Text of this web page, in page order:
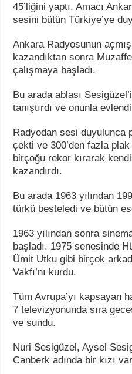
45’liğini yaptı. Amacı
sesini bütün Türkiye’ye
Ankara Radyosunun
kazandıktan sonra
çalışmaya başladı.
Bu arada ablası
tanıştırdı ve onunla
Radyodan sesi duyulunca
çekti ve 300’den fazla
birçoğu rekor kırarak
kazandırdı.
Bu arada 1963 yılından
türkü besteledi ve bütün
1963 yılından sonra
başladı. 1975 senesinde
Ümit Utku gibi birçok
Vakfı’nı kurdu.
Tüm Avrupa’yı kapsayan
7 televizyonunda sıra
ve sundu.
Nuri Sesigüzel, Aysel
Canberk adında bir kızı